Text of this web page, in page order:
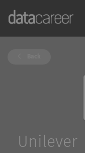
Unilever